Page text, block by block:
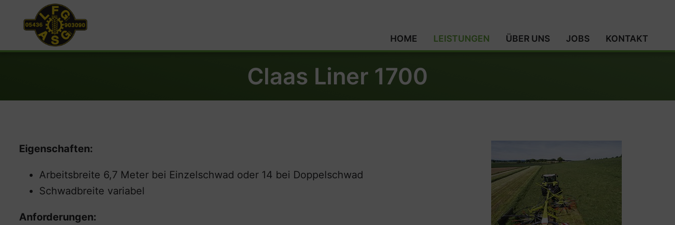
HOME LEISTUNGEN ÜBER UNS JOBS KONTAKT
Claas Liner 1700
Eigenschaften:
Arbeitsbreite 6,7 Meter bei Einzelschwad oder 14 bei Doppelschwad
Schwadbreite variabel
Anforderungen: